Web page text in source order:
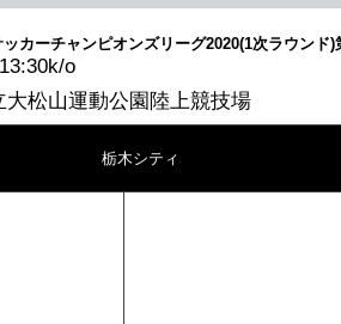
カーチャンピオンズリーグ2020(1次ラウンド)
o
大松山運動公園陸上競技場
栃木シティ